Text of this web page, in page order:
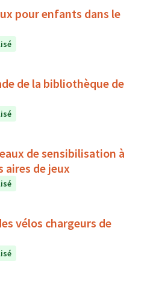
pour enfants dans le
de la bibliothèque de
de sensibilisation à
aires de jeux
vélos chargeurs de